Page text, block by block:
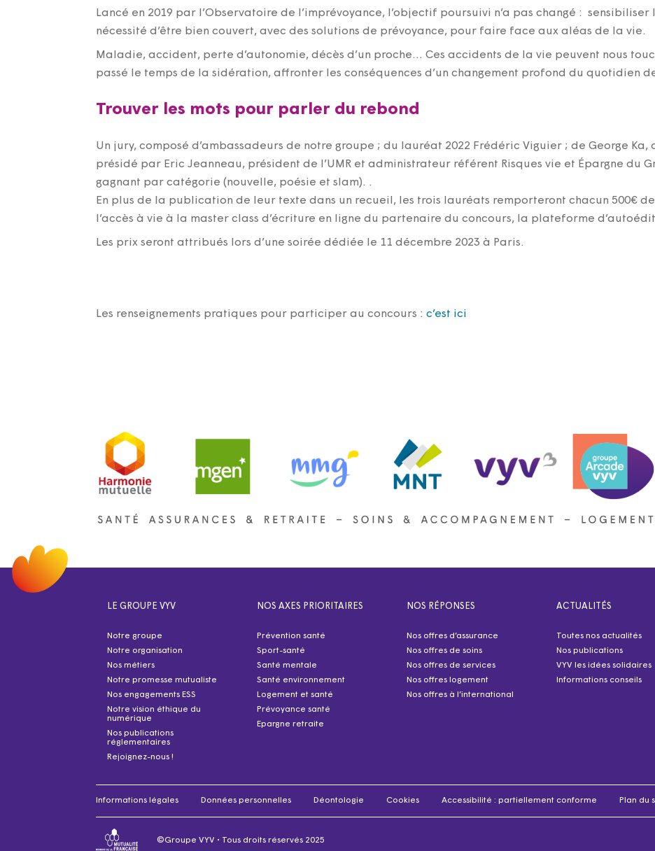
Lancé en 2019 par l’Observatoire de l’imprévoyance, l’objectif poursuivi n’a pas changé :
nécessité d’être bien couvert, avec des solutions de prévoyance, pour faire face aux aléas de la vie.
Maladie, accident, perte d’autonomie, décès d’un proche… Ces accidents de la vie peuvent nous
passé le temps de la sidération, affronter les conséquences d’un changement profond du quotidien
Trouver les mots pour parler du rebond
Un jury, composé d’ambassadeurs de notre groupe ; du lauréat 2022 Frédéric Viguier ; de George
présidé par Eric Jeanneau, président de l’UMR et administrateur référent Risques vie et Épargne du
gagnant par catégorie (nouvelle, poésie et slam). .
En plus de la publication de leur texte dans un recueil, les trois lauréats remporteront chacun 500€
l’accès à vie à la master class d’écriture en ligne du partenaire du concours, la plateforme
Les prix seront attribués lors d’une soirée dédiée le 11 décembre 2023 à Paris.
Les renseignements pratiques pour participer au concours : c’est ici
LE GROUPE VYV
Notre groupe
Notre organisation
Nos métiers
Notre promesse mutualiste
Nos engagements ESS
Notre vision éthique du
numérique
Nos publications
réglementaires
Rejoignez-nous !
NOS AXES PRIORITAIRES
Prévention santé
Sport-santé
Santé mentale
Santé environnement
Logement et santé
Prévoyance santé
Epargne retraite
NOS RÉPONSES
Nos offres d’assurance
Nos offres de soins
Nos offres de services
Nos offres logement
Nos offres à l’international
ACTUALITÉS
Toutes nos actualités
Nos publications
VYV les idées solidaires
Informations conseils
Informations légales Données personnelles Déontologie Cookies Accessibilité : partiellement conforme Plan du
©Groupe VYV • Tous droits réservés 2025